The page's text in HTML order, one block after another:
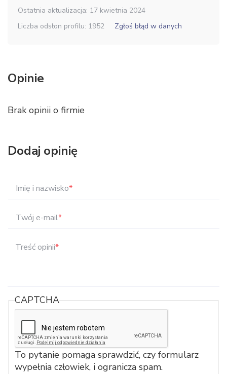
Ostatnia aktualizacja: 17 kwietnia 2024
Liczba odsłon profilu: 1952
Zgłoś błąd w danych
Opinie
Brak opinii o firmie
Dodaj opinię
Imię i nazwisko*
Twój e-mail*
Treść opinii*
CAPTCHA
To pytanie pomaga sprawdzić, czy formularz
wypełnia człowiek, i ogranicza spam.